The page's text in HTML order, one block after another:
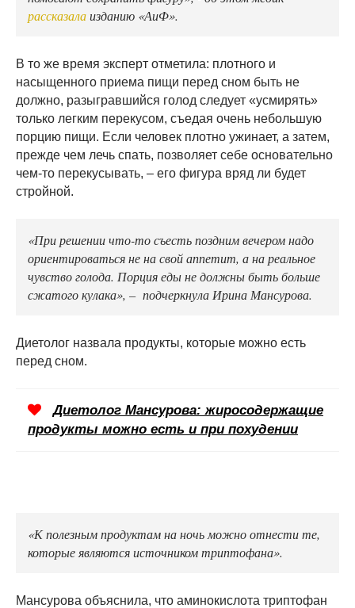
рассказалаизданию «АиФ».
В то же время эксперт отметила: плотного и
насыщенного приема пищи перед сном быть не
должно, разыгравшийся голод следует «усмирять»
только легким перекусом, съедая очень небольшую
порцию пищи. Если человек плотно ужинает, а затем,
прежде чем лечь спать, позволяет себе основательно
чем-то перекусывать, – его фигура вряд ли будет
стройной.
«При решении что-то съесть поздним вечером надо
ориентироваться не на свой аппетит, а на реальное
чувство голода. Порция еды не должны быть больше
сжатого кулака», – подчеркнула Ирина Мансурова.
Диетолог назвала продукты, которые можно есть
перед сном.
Диетолог Мансурова: жиросодержащие
продукты можно есть и при похудении
«К полезным продуктам на ночь можно отнести те,
которые являются источником триптофана».
Мансурова объяснила, что аминокислота триптофан